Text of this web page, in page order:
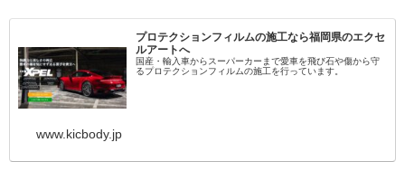
プロテクションフィルムの施工なら福岡県のエクセ
ルアートへ
国産・輸入車からスーパーカーまで愛車を飛び石や傷から守
るプロテクションフィルムの施工を行っています。
www.kicbody.jp